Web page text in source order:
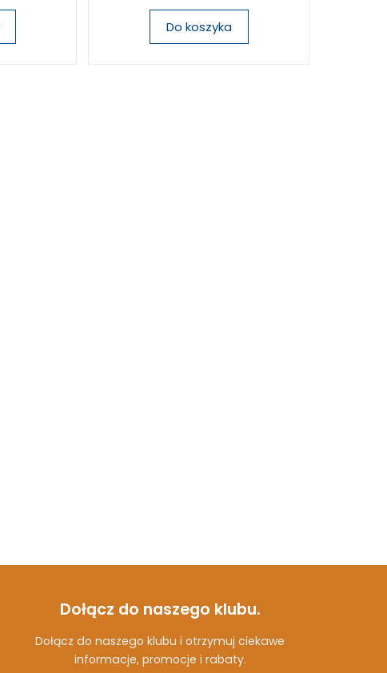
Do koszyka
Dołącz do naszego klubu.
Dołącz do naszego klubu i otrzymuj ciekawe
informacje, promocje i rabaty.